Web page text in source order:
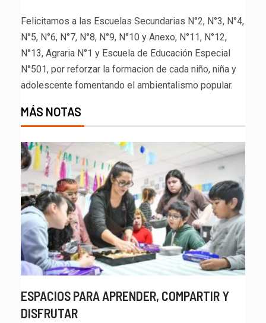
Felicitamos a las Escuelas Secundarias N°2, N°3, N°4,
N°5, N°6, N°7, N°8, N°9, N°10 y Anexo, N°11, N°12,
N°13, Agraria N°1 y Escuela de Educación Especial
N°501, por reforzar la formacion de cada niño, niña y
adolescente fomentando el ambientalismo popular.
MÁS NOTAS
ESPACIOS PARA APRENDER, COMPARTIR Y
DISFRUTAR